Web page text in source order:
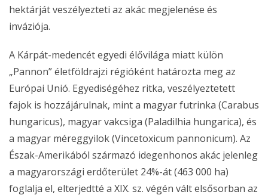
hektárját veszélyezteti az akác megjelenése és
inváziója.
A Kárpát-medencét egyedi élővilága miatt külön
„Pannon” életföldrajzi régióként határozta meg az
Európai Unió. Egyediségéhez ritka, veszélyeztetett
fajok is hozzájárulnak, mint a magyar futrinka (Carabus
hungaricus), magyar vakcsiga (Paladilhia hungarica), és
a magyar méreggyilok (Vincetoxicum pannonicum). Az
Észak-Amerikából származó idegenhonos akác jelenleg
a magyarországi erdőterület 24%-át (463 000 ha)
foglalja el, elterjedtté a XIX. sz. végén vált elsősorban az